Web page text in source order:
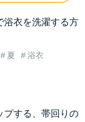
浴衣を洗濯する方
夏 浴衣
プする、帯回りの